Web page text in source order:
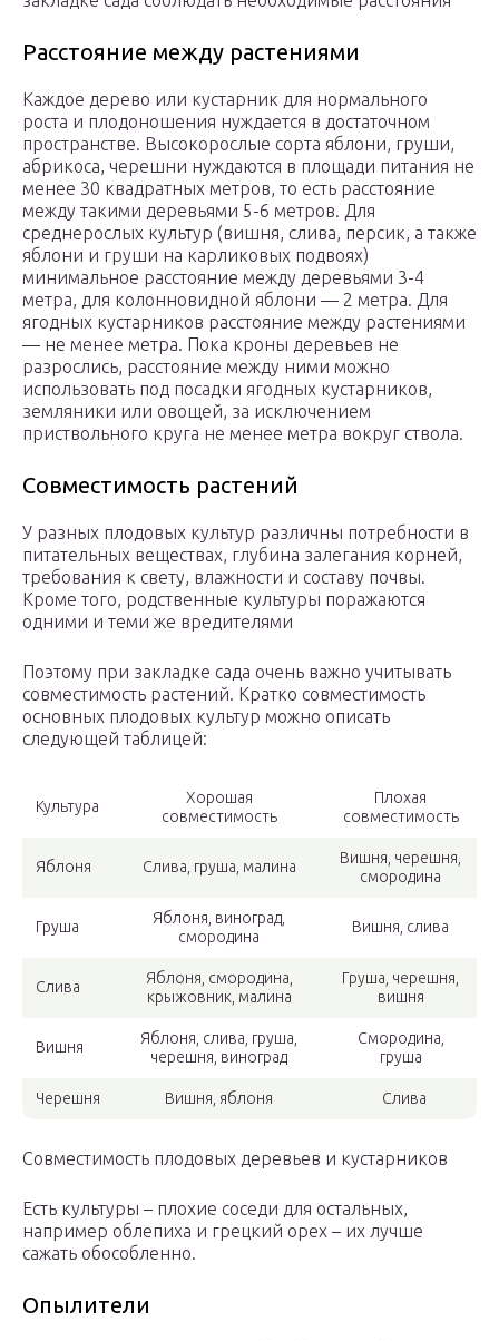
Расстояние между растениями
Каждое дерево или кустарник для нормального
роста и плодоношения нуждается в достаточном
пространстве. Высокорослые сорта яблони, груши,
абрикоса, черешни нуждаются в площади питания не
менее 30 квадратных метров, то есть расстояние
между такими деревьями 5-6 метров. Для
среднерослых культур (вишня, слива, персик, а также
яблони и груши на карликовых подвоях)
минимальное расстояние между деревьями 3-4
метра, для колонновидной яблони — 2 метра. Для
ягодных кустарников расстояние между растениями
— не менее метра. Пока кроны деревьев не
разрослись, расстояние между ними можно
использовать под посадки ягодных кустарников,
земляники или овощей, за исключением
приствольного круга не менее метра вокруг ствола.
Совместимость растений
У разных плодовых культур различны потребности в
питательных веществах, глубина залегания корней,
требования к свету, влажности и составу почвы.
Кроме того, родственные культуры поражаются
одними и теми же вредителями
Поэтому при закладке сада очень важно учитывать
совместимость растений. Кратко совместимость
основных плодовых культур можно описать
следующей таблицей:
Культура
Хорошая
совместимость
Плохая
совместимость
Яблоня Слива, груша, малина
Вишня, черешня,
смородина
Груша
Яблоня, виноград,
смородина
Вишня, слива
Слива
Яблоня, смородина,
крыжовник, малина
Груша, черешня,
вишня
Вишня
Яблоня, слива, груша,
черешня, виноград
Смородина,
груша
Черешня Вишня, яблоня Слива
Совместимость плодовых деревьев и кустарников
Есть культуры – плохие соседи для остальных,
например облепиха и грецкий орех – их лучше
сажать обособленно.
Опылители